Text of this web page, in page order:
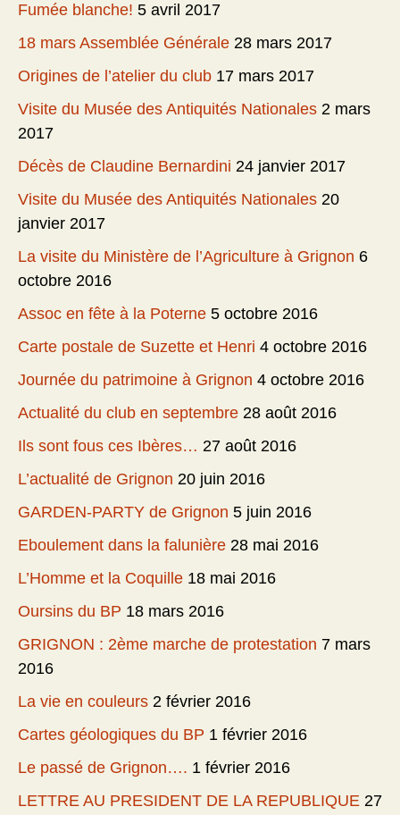
Fumée blanche! 5 avril 2017
18 mars Assemblée Générale 28 mars 2017
Origines de l’atelier du club 17 mars 2017
Visite du Musée des Antiquités Nationales 2 mars
2017
Décès de Claudine Bernardini 24 janvier 2017
Visite du Musée des Antiquités Nationales 20
janvier 2017
La visite du Ministère de l’Agriculture à Grignon 6
octobre 2016
Assoc en fête à la Poterne 5 octobre 2016
Carte postale de Suzette et Henri 4 octobre 2016
Journée du patrimoine à Grignon 4 octobre 2016
Actualité du club en septembre 28 août 2016
Ils sont fous ces Ibères… 27 août 2016
L’actualité de Grignon 20 juin 2016
GARDEN-PARTY de Grignon 5 juin 2016
Eboulement dans la falunière 28 mai 2016
L’Homme et la Coquille 18 mai 2016
Oursins du BP 18 mars 2016
GRIGNON : 2ème marche de protestation 7 mars
2016
La vie en couleurs 2 février 2016
Cartes géologiques du BP 1 février 2016
Le passé de Grignon…. 1 février 2016
LETTRE AU PRESIDENT DE LA REPUBLIQUE 27